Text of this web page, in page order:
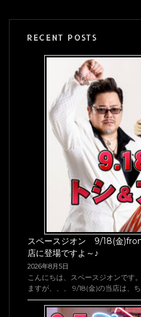
RECENT POSTS
スペースジオン 9/18(金
店に登場ですよ～♪
2026年8月5日
こんにちは、スペースジオンです
ますが、、、 9/18(金)の当店は、